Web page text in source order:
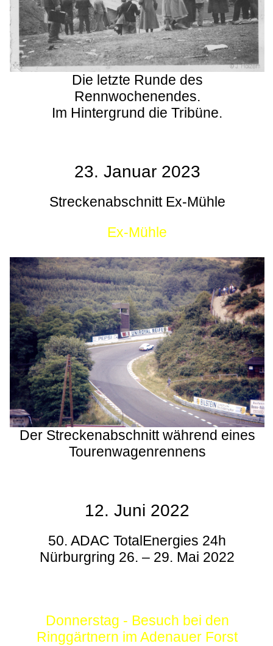
Die letzte Runde des
Rennwochenendes.
Im Hintergrund die Tribüne.
23. Januar 2023
Streckenabschnitt Ex-Mühle
Ex-Mühle
Der Streckenabschnitt während eines
Tourenwagenrennens
12. Juni 2022
50. ADAC TotalEnergies 24h
Nürburgring 26. – 29. Mai 2022
Donnerstag - Besuch bei den
Ringgärtnern im Adenauer Forst